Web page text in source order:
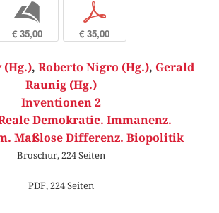
b
€ 35,00
p
€ 35,00
(Hg.), Roberto Nigro (Hg.), Gerald
Raunig (Hg.)
Inventionen 2
Demokratie. Immanenz.
Maßlose Differenz. Biopolitik
Broschur, 224 Seiten
PDF, 224 Seiten